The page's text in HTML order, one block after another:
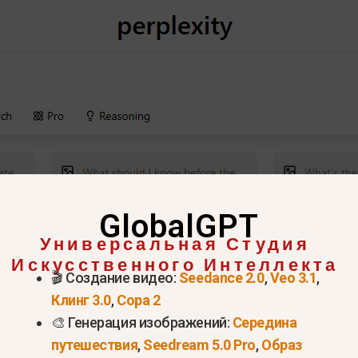
Попробовать недоумение прямо сейчас >
Pro и чем он
GlobalGPT
Универсальная Студия
Искусственного Интеллекта
🎬 Создание видео: Seedance 2.0,Veo 3.1,
Клинг 3.0,Сора 2
🎨 Генерация изображений: Середина
путешествия,Seedream 5.0 Pro,Образ